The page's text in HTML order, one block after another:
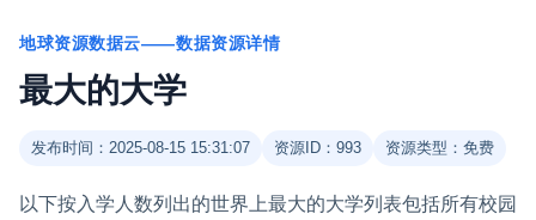
地球资源数据云——数据资源详情
最大的大学
发布时间：2025-08-15 15:31:07 资源ID：993 资源类型：免费
以下按入学人数列出的世界上最大的大学列表包括所有校园